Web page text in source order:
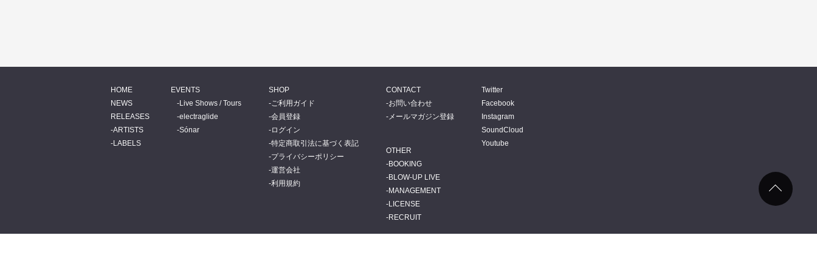
HOME
NEWS
RELEASES
ARTISTS
LABELS
EVENTS
Live Shows / Tours
electraglide
Sónar
SHOP
ご利用ガイド
会員登録
ログイン
特定商取引法に基づく表記
プライバシーポリシー
運営会社
利用規約
CONTACT
お問い合わせ
メールマガジン登録
OTHER
BOOKING
BLOW-UP LIVE
MANAGEMENT
LICENSE
RECRUIT
Twitter
Facebook
Instagram
SoundCloud
Youtube